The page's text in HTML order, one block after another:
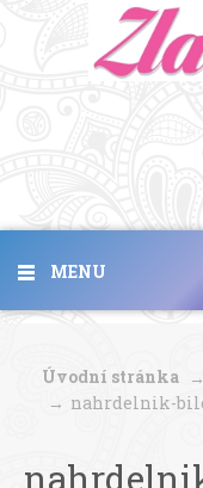
MENU
Úvodní stránka
nahrdelnik-